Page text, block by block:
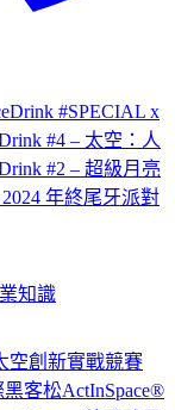
#SPECIAL x
#4 – 太空：人
#2 – 超級月亮
2024 年終尾牙派對
知識
空創新實戰競賽
客松ActInSpace®